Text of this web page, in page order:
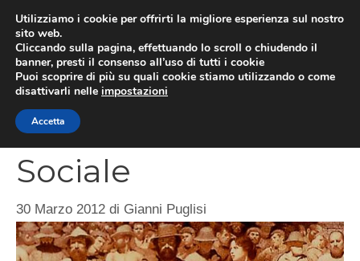
contenuto
La fine dello Stato
Sociale
30 Marzo 2012 di Gianni Puglisi
Utilizziamo i cookie per offrirti la migliore esperienza sul nostro
sito web.
Cliccando sulla pagina, effettuando lo scroll o chiudendo il
banner, presti il consenso all’uso di tutti i cookie
Puoi scoprire di più su quali cookie stiamo utilizzando o come
disattivarli nelle impostazioni
Accetta